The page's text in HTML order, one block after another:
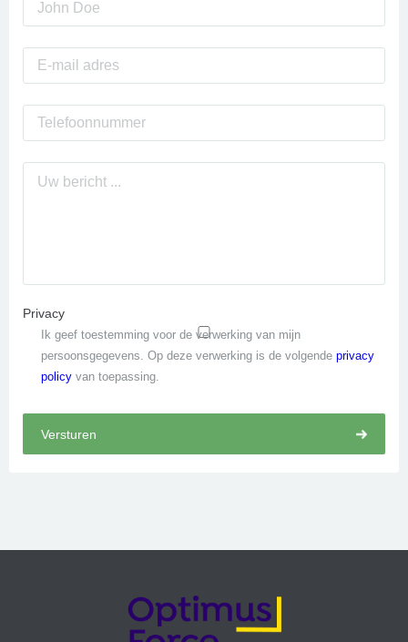
Privacy
Ik geef toestemming voor de verwerking van mijn
persoonsgegevens. Op deze verwerking is de volgende privacy
policy van toepassing.